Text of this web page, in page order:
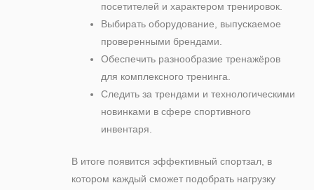
посетителей и характером тренировок.
Выбирать оборудование, выпускаемое
проверенными брендами.
Обеспечить разнообразие тренажёров
для комплексного тренинга.
Следить за трендами и технологическими
новинками в сфере спортивного
инвентаря.
В итоге появится эффективный спортзал, в
котором каждый сможет подобрать нагрузку